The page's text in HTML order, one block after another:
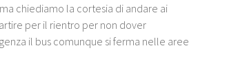
chiediamo la cortesia di andare ai
per il rientro per non dover
il bus comunque si ferma nelle aree